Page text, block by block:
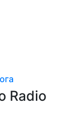
Radio